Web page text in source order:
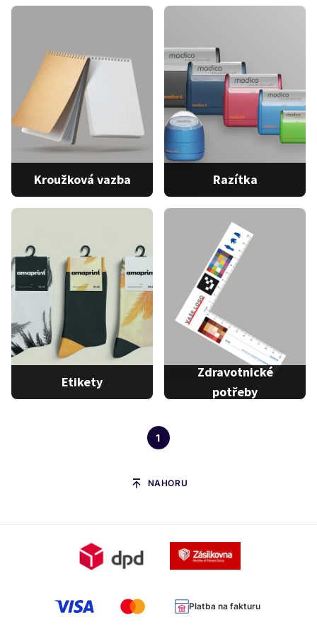
…
6 produktů
Montážní deníky
2 produkty
Kroužková vazba
Kroužková vazba
1 produkt
Razítka
Razítko Modico
Razítko Colop EOS
…
3 produkty
Etikety
Zdravotnické
potřeby
NAHORU
1
Platba na fakturu